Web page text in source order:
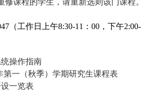
修课程的学生，请重新选则该门课程。
（工作日上午8:30-11：00，下午2:00-
操作指南
第一（秋季）学期研究生课程表
一览表